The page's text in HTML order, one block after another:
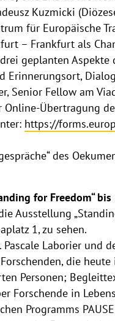
Kuzmicki
für Europäische
– Frankfurt als
geplanten
Erinnerungsort,
Senior Fellow am
Übertragung
https://
des
for Freedom“ bis
Ausstellung
1, zu sehen.
Laborier und
die
Personen;
Forschende in
Programms